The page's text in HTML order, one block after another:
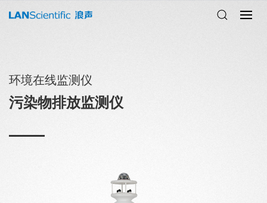
环境在线监测仪
污染物排放监测仪